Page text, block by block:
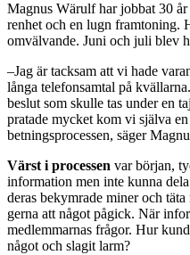
Magnus Wärulf har jobbat 30
renhet och en lugn framtoning.
omvälvande. Juni och juli blev
–Jag är tacksam att vi hade
långa telefonsamtal på
beslut som skulle tas under en
pratade mycket kom vi själva
betningsprocessen, säger
Värst i processen var början,
information men inte kunna
deras bekymrade miner och
gerna att något pågick. När
medlemmarnas frågor. Hur
något och slagit larm?